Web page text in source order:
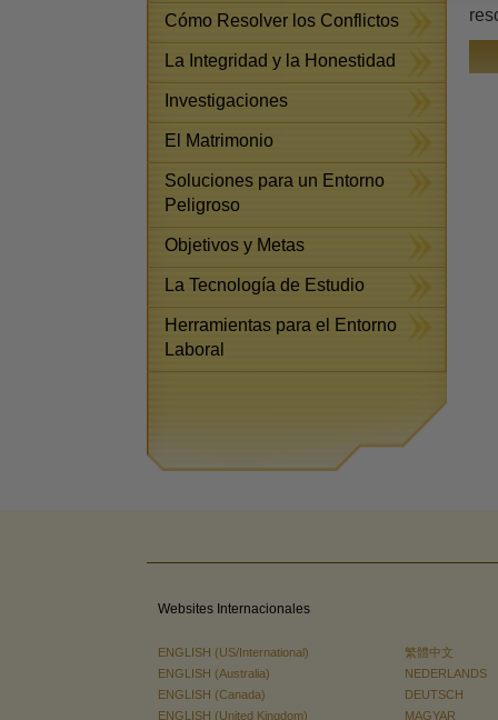
Cómo Resolver los Conflictos
La Integridad y la Honestidad
Investigaciones
El Matrimonio
Soluciones para un Entorno
Peligroso
Objetivos y Metas
La Tecnología de Estudio
Herramientas para el Entorno
Laboral
Websites Internacionales
ENGLISH (US/International)
ENGLISH (Australia)
ENGLISH (Canada)
ENGLISH (United Kingdom)
繁體中文
NEDERLANDS
DEUTSCH
MAGYAR